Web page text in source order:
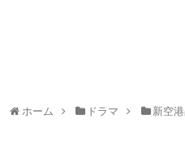
ホーム ドラマ 新空